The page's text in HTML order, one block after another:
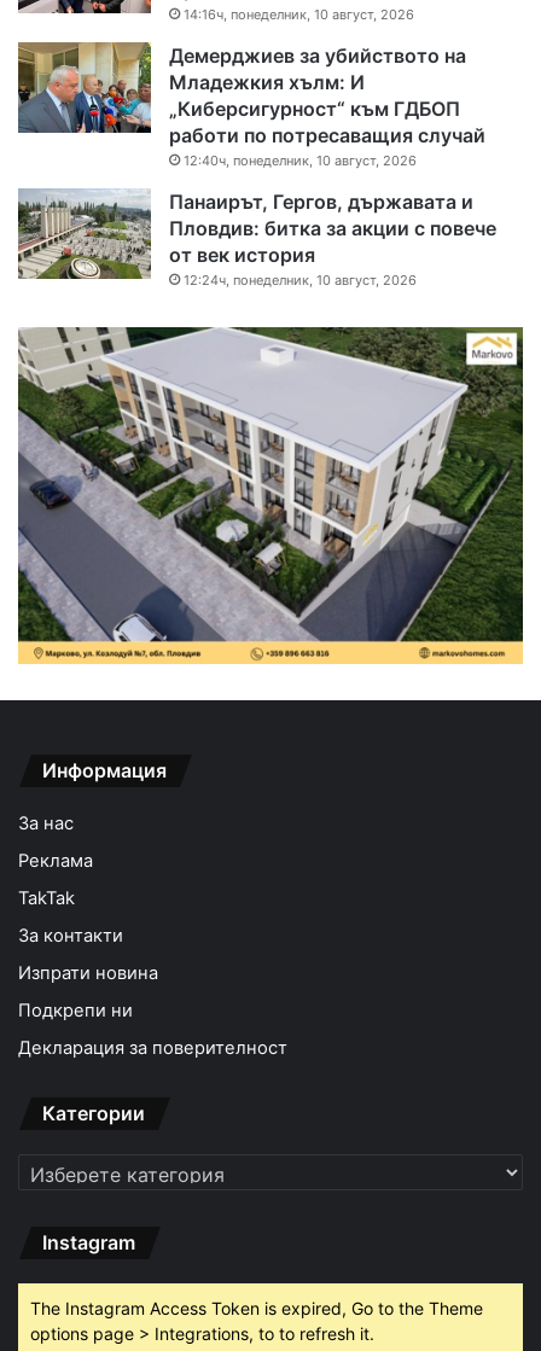
14:16ч, понеделник, 10 август, 2026
Демерджиев за убийството на
Младежкия хълм: И
„Киберсигурност“ към ГДБОП
работи по потресаващия случай
12:40ч, понеделник, 10 август, 2026
Панаирът, Гергов, държавата и
Пловдив: битка за акции с повече
от век история
12:24ч, понеделник, 10 август, 2026
Информация
За нас
Реклама
TakTak
За контакти
Изпрати новина
Подкрепи ни
Декларация за поверителност
Категории
Категории
Instagram
The Instagram Access Token is expired, Go to the Theme
options page > Integrations, to to refresh it.